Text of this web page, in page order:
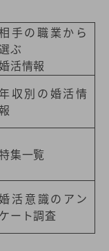
手の職業から
ぶ
活情報
収別の婚活情
集一覧
活意識のアン
ケート調査